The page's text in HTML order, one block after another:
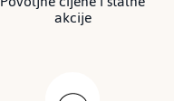
akcije